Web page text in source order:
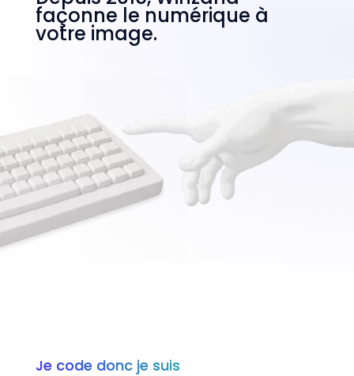
façonne le numérique à
votre image.
Je code donc je suis